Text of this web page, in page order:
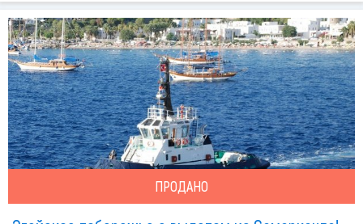
ПРОДАНО